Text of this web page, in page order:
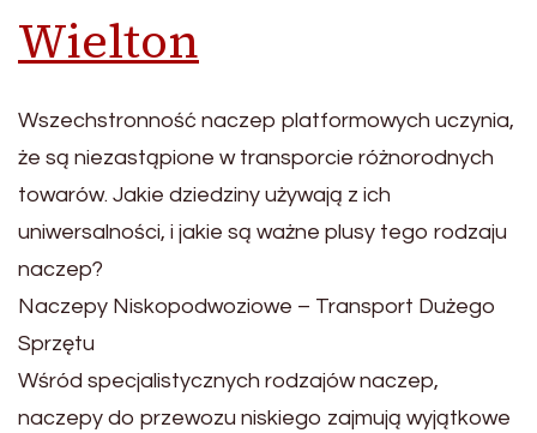
Wielton
Wszechstronność naczep platformowych uczynia,
że są niezastąpione w transporcie różnorodnych
towarów. Jakie dziedziny używają z ich
uniwersalności, i jakie są ważne plusy tego rodzaju
naczep?
Naczepy Niskopodwoziowe – Transport Dużego
Sprzętu
Wśród specjalistycznych rodzajów naczep,
naczepy do przewozu niskiego zajmują wyjątkowe